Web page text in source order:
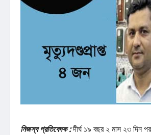
নিজস্ব প্রতিবেদক :দীর্ঘ ১৯ বছর ২ মাস ২৩ দিন